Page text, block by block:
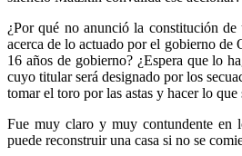
¿Por qué no anunció la constitución
acerca de lo actuado por el gobierno de
16 años de gobierno? ¿Espera que lo
cuyo titular será designado por los
tomar el toro por las astas y hacer lo que
Fue muy claro y muy contundente en
puede reconstruir una casa si no se